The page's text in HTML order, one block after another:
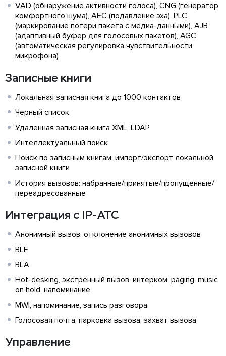
VAD (обнаружение активности голоса), CNG (генератор
комфортного шума), AEC (подавление эха), PLC
(маркирование потери пакета с медиа-данными), AJB
(адаптивный буфер для голосовых пакетов), AGC
(автоматическая регулировка чувствительности
микрофона)
Записные книги
Локальная записная книга до 1000 контактов
Черный список
Удаленная записная книга XML, LDAP
Интеллектуальный поиск
Поиск по записным книгам, импорт/экспорт локальной
записной книги
История вызовов: набранные/принятые/пропущенные/
переадресованные
Интеграция с IP-АТС
Анонимный вызов, отклонение анонимных вызовов
BLF
BLA
Hot-desking, экстренный вызов, интерком, paging, music
on hold, напоминание
MWI, напоминание, запись разговора
Голосовая почта, парковка вызова, захват вызова
Управление